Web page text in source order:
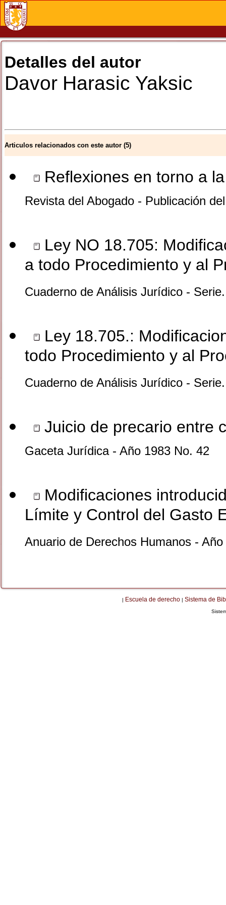
Detalles del autor
Davor Harasic Yaksic
Articulos relacionados con este autor (5)
Reflexiones en torno a
Revista del Abogado - Publicación
Ley NO 18.705:
a todo Procedimiento y al
Cuaderno de Análisis Jurídico -
Ley 18.705.:
todo Procedimiento y al
Cuaderno de Análisis Jurídico -
Juicio de precario entre
Gaceta Jurídica - Año 1983 No. 42
Modificaciones
Límite y Control del Gasto
Anuario de Derechos Humanos -
| Escuela de derecho | Sistema de